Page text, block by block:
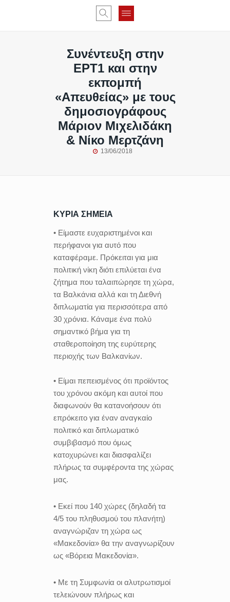
Συνέντευξη στην
ΕΡΤ1 και στην
εκπομπή
«Απευθείας» με τους
δημοσιογράφους
Μάριον Μιχελιδάκη
& Νίκο Μερτζάνη
13/06/2018
ΚΥΡΙΑ ΣΗΜΕΙΑ
• Είμαστε ευχαριστημένοι και
περήφανοι για αυτό που
καταφέραμε. Πρόκειται για μια
πολιτική νίκη διότι επιλύεται ένα
ζήτημα που ταλαιπώρησε τη χώρα,
τα Βαλκάνια αλλά και τη Διεθνή
διπλωματία για περισσότερα από
30 χρόνια. Κάναμε ένα πολύ
σημαντικό βήμα για τη
σταθεροποίηση της ευρύτερης
περιοχής των Βαλκανίων.
• Είμαι πεπεισμένος ότι προϊόντος
του χρόνου ακόμη και αυτοί που
διαφωνούν θα κατανοήσουν ότι
επρόκειτο για έναν αναγκαίο
πολιτικό και διπλωματικό
συμβιβασμό που όμως
κατοχυρώνει και διασφαλίζει
πλήρως τα συμφέροντα της χώρας
μας.
• Εκεί που 140 χώρες (δηλαδή τα
4/5 του πληθυσμού του πλανήτη)
αναγνώριζαν τη χώρα ως
«Μακεδονία» θα την αναγνωρίζουν
ως «Βόρεια Μακεδονία».
• Με τη Συμφωνία οι αλυτρωτισμοί
τελειώνουν πλήρως και